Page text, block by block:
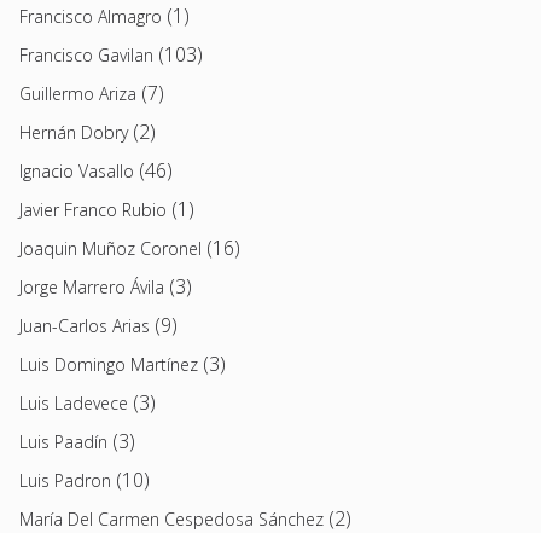
Francisco Almagro (1)
Francisco Gavilan (103)
Guillermo Ariza (7)
Hernán Dobry(2)
Ignacio Vasallo (46)
Javier Franco Rubio (1)
Joaquin Muñoz Coronel (16)
Jorge Marrero Ávila (3)
Juan-Carlos Arias (9)
Luis Domingo Martínez (3)
Luis Ladevece (3)
Luis Paadín (3)
Luis Padron (10)
María Del Carmen Cespedosa Sánchez (2)